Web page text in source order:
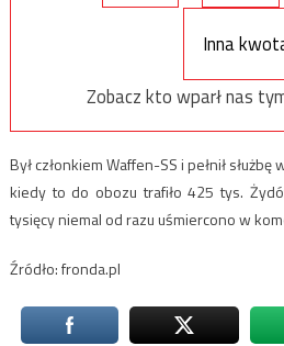
Inna
Zobacz kto wparł nas
Był członkiem Waffen-SS i pełnił
kiedy to do obozu trafiło 425 tys.
tysięcy niemal od razu uśmiercono w
Źródło: fronda.pl